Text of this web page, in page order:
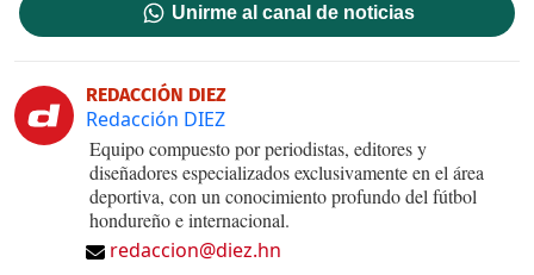
Unirme al canal de noticias
REDACCIÓN DIEZ
Redacción DIEZ
Equipo compuesto por periodistas, editores y
diseñadores especializados exclusivamente en el área
deportiva, con un conocimiento profundo del fútbol
hondureño e internacional.
redaccion@diez.hn